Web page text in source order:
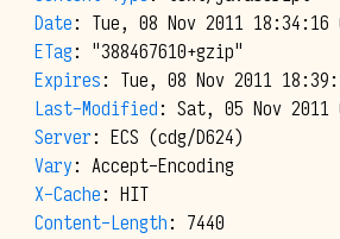
Date: Tue, 08 Nov 2011 18:34:16
ETag: "388467610+gzip"
Expires: Tue, 08 Nov 2011
Last-Modified: Sat, 05 Nov 2011
Server: ECS (cdg/D624)
Vary: Accept-Encoding
X-Cache: HIT
Content-Length: 7440